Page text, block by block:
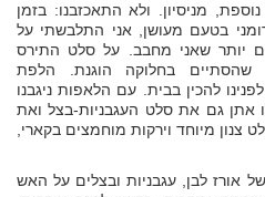
מניסיון. ולא התאכזבנו: בזמן
בטעם מעושן, אני התלבשתי על
יותר שאני מחבב. על סלט התירס
שהסתיים בחלוקה הוגנת. הלפת
להכין בבית. עם הלאפות ניגבנו
אתן גם את סלט העגבניות-בצל ואת
מיוחד וירקות מוחמצים בקארי,
אורז לבן, עגבניות ובצלים על האש